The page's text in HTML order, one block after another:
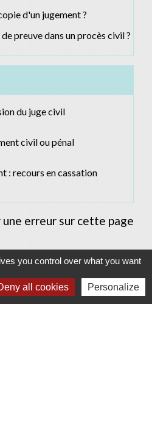
d'un jugement ?
preuve dans un procès civil ?
du juge civil
civil ou pénal
: recours en cassation
une erreur sur cette page
you control over what you want
all cookies Personalize